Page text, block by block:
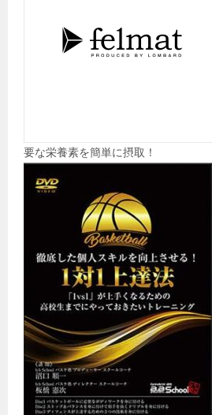
要な栄養素を簡単に摂取！